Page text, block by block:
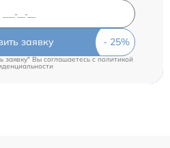
заявку
заявку" Вы соглашаетесь c политикой